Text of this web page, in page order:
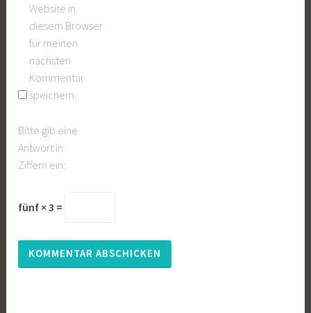
Website in
diesem Browser
für meinen
nächsten
Kommentar
speichern.
Bitte gib eine
Antwort in
Ziffern ein:
fünf × 3 =